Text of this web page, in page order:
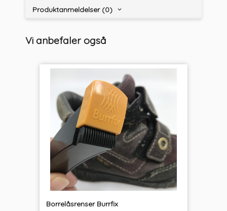
Produktanmeldelser (0)
Vi anbefaler også
Borrelåsrenser Burrfix